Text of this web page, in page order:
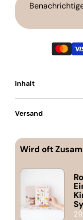
Inhalt
Versand
Wird oft